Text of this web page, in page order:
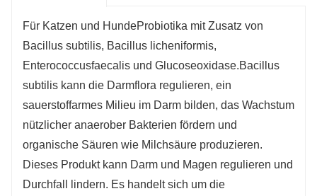
Für Katzen und HundeProbiotika mit Zusatz von
Bacillus subtilis, Bacillus licheniformis,
Enterococcusfaecalis und Glucoseoxidase.Bacillus
subtilis kann die Darmflora regulieren, ein
sauerstoffarmes Milieu im Darm bilden, das Wachstum
nützlicher anaerober Bakterien fördern und
organische Säuren wie Milchsäure produzieren.
Dieses Produkt kann Darm und Magen regulieren und
Durchfall lindern. Es handelt sich um die